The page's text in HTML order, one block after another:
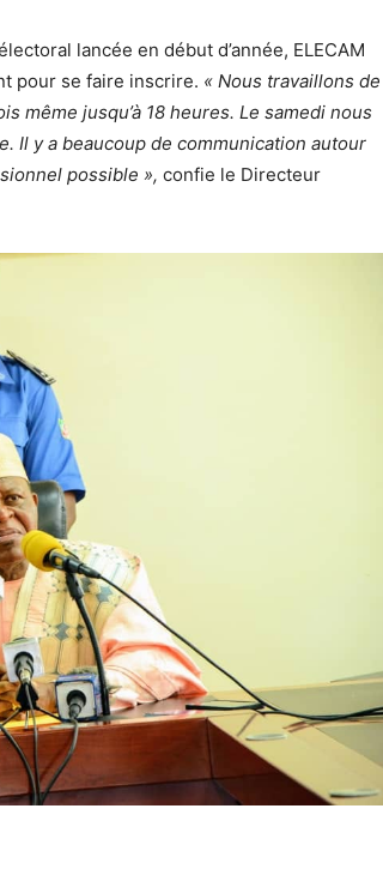
lancée en début d’année, ELECAM
pour se faire inscrire. « Nous travaillons de
même jusqu’à 18 heures. Le samedi nous
Il y a beaucoup de communication autour
possible », confie le Directeur